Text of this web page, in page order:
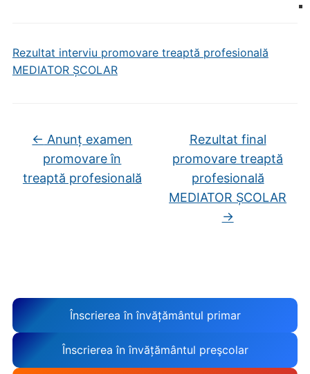
Înscrierea în învățământul primar
Înscrierea în învățământul preşcolar
Rezultat interviu promovare treaptă profesională
MEDIATOR ȘCOLAR
← Anunț examen
promovare în
treaptă profesională
Rezultat final
promovare treaptă
profesională
MEDIATOR ȘCOLAR
→